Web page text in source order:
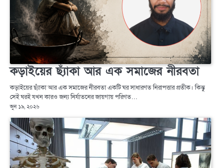
কড়াইয়ের ছ্যাঁকা আর এক সমাজের নীরবতা
কড়াইয়ের ছ্যাঁকা আর এক সমাজের নীরবতা একটি ঘর সাধারণত নিরাপত্তার প্রতীক। কিন্তু
সেই ঘরই যখন কারও জন্য নির্যাতনের জায়গায় পরিণত…
জুন ১৯, ২০২৬